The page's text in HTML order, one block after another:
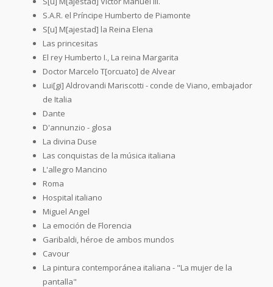
S.A.R. el Príncipe Humberto de Piamonte
S[u] M[ajestad] la Reina Elena
Las princesitas
El rey Humberto I., La reina Margarita
Doctor Marcelo T[orcuato] de Alvear
Lui[gi] Aldrovandi Mariscotti - conde de Viano, embajador
de Italia
Dante
D'annunzio - glosa
La divina Duse
Las conquistas de la música italiana
L'allegro Mancino
Roma
Hospital italiano
Miguel Angel
La emoción de Florencia
Garibaldi, héroe de ambos mundos
Cavour
La pintura contemporánea italiana - "La mujer de la
pantalla"